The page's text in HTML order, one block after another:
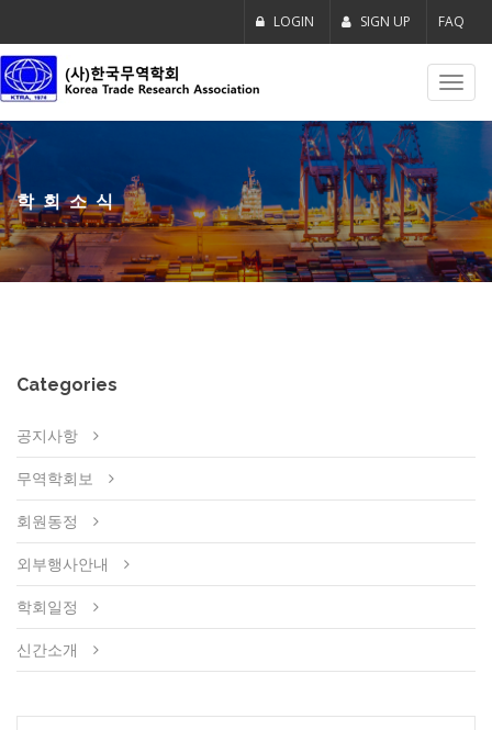
LOGIN SIGN UP FAQ
학회소식
Categories
공지사항
무역학회보
회원동정
외부행사안내
학회일정
신간소개